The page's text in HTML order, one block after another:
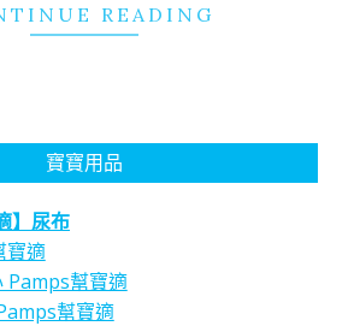
READING
寶寶用品
】尿布
寶適
Pamps幫寶適
幫寶適